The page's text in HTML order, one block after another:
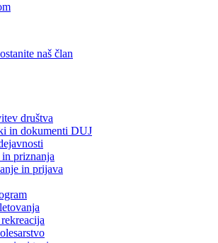
naš član
društva
in dokumenti DUJ
priznanja
in prijava